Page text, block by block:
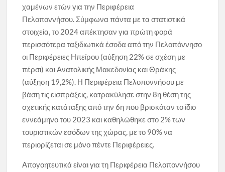
χαμένων ετών για την Περιφέρεια
Πελοποννήσου. Σύμφωνα πάντα με τα στατιστικά
στοιχεία, το 2024 απέκτησαν για πρώτη φορά
περισσότερα ταξιδιωτικά έσοδα από την Πελοπόννησο
οι Περιφέρειες Ηπείρου (αύξηση 22% σε σχέση με
πέρσι) και Ανατολικής Μακεδονίας και Θράκης
(αύξηση 19,2%). Η Περιφέρεια Πελοποννήσου με
βάση τις εισπράξεις, κατρακύλησε στην 8η θέση της
σχετικής κατάταξης από την 6η που βρισκόταν το ίδιο
εννεάμηνο του 2023 και καθηλώθηκε στο 2% των
τουριστικών εσόδων της χώρας, με το 90% να
περιορίζεται σε μόνο πέντε Περιφέρειες.
Απογοητευτικά είναι για τη Περιφέρεια Πελοποννήσου